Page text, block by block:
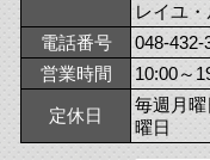
レイユ
電話番号
048-432-
営業時間
10:00～
定休日
毎週月
曜日